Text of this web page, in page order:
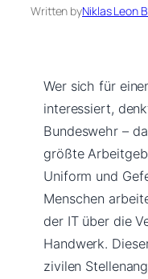
Written byNiklas Leon
Wer sich für
interessiert,
Bundeswehr –
größte
Uniform und
Menschen
der IT über die
Handwerk.
zivilen